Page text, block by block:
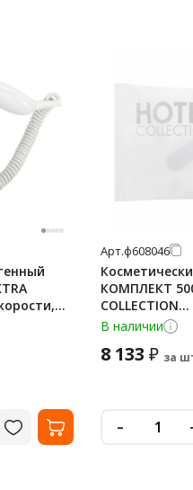
Арт.ф608046
КОМПЛЕКТ
COLLECTION
саше,
В наличии
8 133 ₽ за
-